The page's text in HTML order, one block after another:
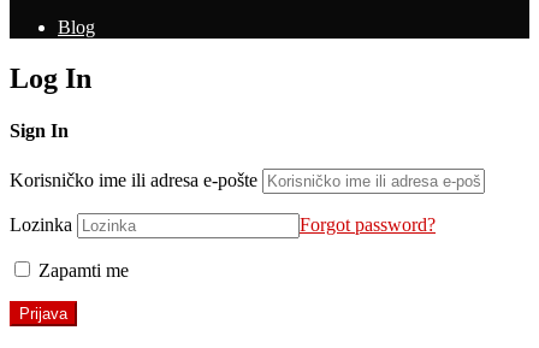
Blog
Log In
Sign In
Korisničko ime ili adresa e-pošte
Lozinka Forgot password?
Zapamti me